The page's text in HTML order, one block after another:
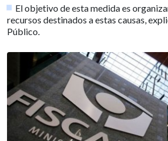
El objetivo de esta medida es
recursos destinados a estas causas,
Público.